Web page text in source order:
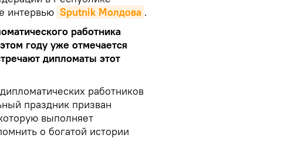
интервью Sputnik Молдова .
работника
году уже отмечается
дипломаты этот
работников
праздник призван
выполняет
о богатой истории